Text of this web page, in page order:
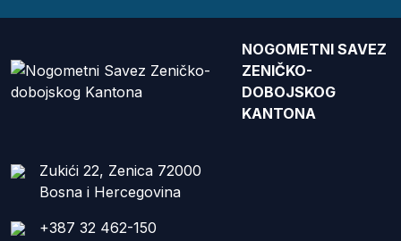
NOGOMETNI SAVEZ
ZENIČKO-
DOBOJSKOG
KANTONA
Zukići 22, Zenica 72000
Bosna i Hercegovina
+387 32 462-150